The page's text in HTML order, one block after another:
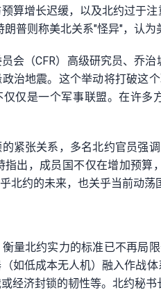
算增长迟缓，以及北约过于
朗普则称美北关系"怪异"，认为
会（CFR）高级研究员、乔治
治地震。这个举动将打破这
仅仅是一个军事联盟。在许多
紧张关系，多名北约官员强
指出，成员国不仅在增加预
北约的未来，也关乎当前动荡
量北约实力的标准已不再局
如低成本无人机）融入作战
经济封锁的韧性等。北约秘书